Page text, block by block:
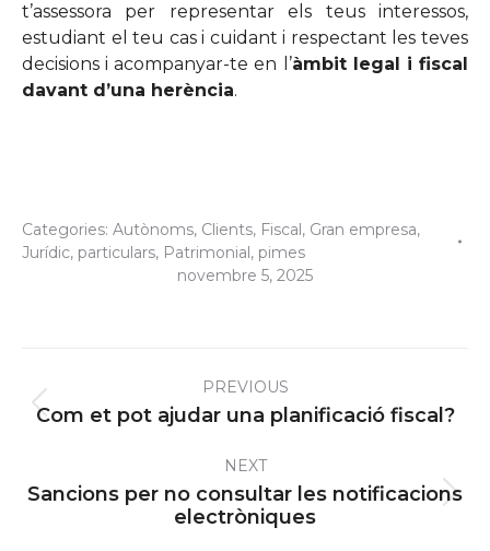
t’assessora per representar els teus interessos,
estudiant el teu cas i cuidant i respectant les teves
decisions i acompanyar-te en l’àmbit legal i fiscal
davant d’una herència.
Categories: Autònoms, Clients, Fiscal, Gran empresa,
Jurídic, particulars, Patrimonial, pimes
novembre 5, 2025
navigationPREVIOUS
Previous
Com et pot ajudar una planificació fiscal?
NEXT
Next
post:
Sancions per no consultar les notificacions
electròniques